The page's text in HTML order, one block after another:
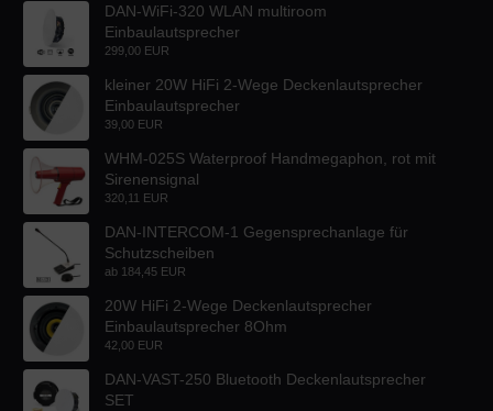
DAN-WiFi-320 WLAN multiroom
Einbaulautsprecher
299,00 EUR
kleiner 20W HiFi 2-Wege Deckenlautsprecher
Einbaulautsprecher
39,00 EUR
WHM-025S Waterproof Handmegaphon, rot mit
Sirenensignal
320,11 EUR
DAN-INTERCOM-1 Gegensprechanlage für
Schutzscheiben
ab 184,45 EUR
20W HiFi 2-Wege Deckenlautsprecher
Einbaulautsprecher 8Ohm
42,00 EUR
DAN-VAST-250 Bluetooth Deckenlautsprecher
SET